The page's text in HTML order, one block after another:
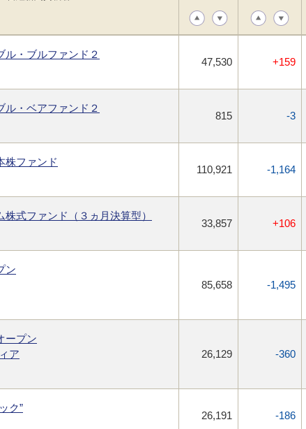
・ブルファンド２
47,530 +159
・ベアファンド２
815 -3
株ファンド
110,921 -1,164
株式ファンド（３ヵ月決算型）
33,857 +106
ン
85,658 -1,495
ープン
ア
26,129 -360
ク”
26,191 -186